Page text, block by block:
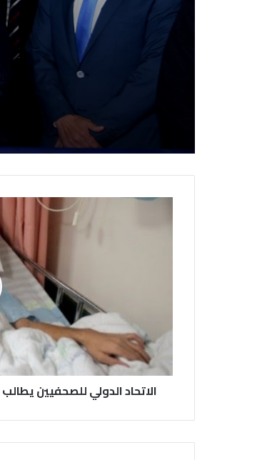
بعد انتهاء
الاشتراك
الصحفيين
الاتحاد الدولي للصحفيين